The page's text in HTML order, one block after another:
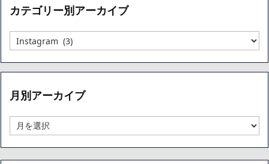
カテゴリー別アーカイブ
カ
テ
ゴ
リ
別
ー
カ
月別アーカイブ
別
ア
ー